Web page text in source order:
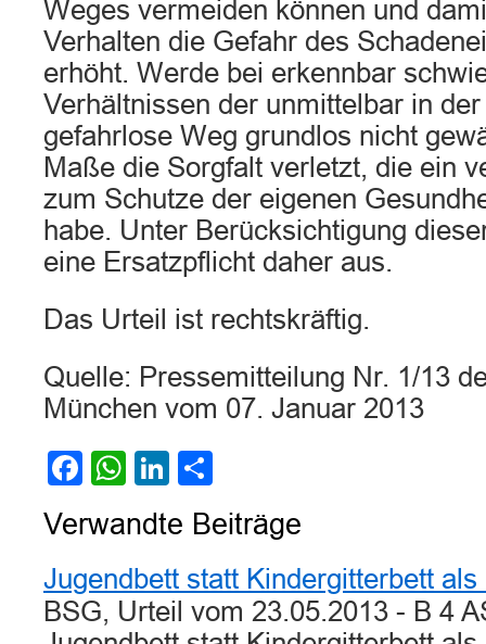
Weges vermeiden können und
Verhalten die Gefahr des
erhöht. Werde bei erkennbar
Verhältnissen der unmittelbar in
gefahrlose Weg grundlos nicht
Maße die Sorgfalt verletzt, die ein
zum Schutze der eigenen
habe. Unter Berücksichtigung
eine Ersatzpflicht daher aus.
Das Urteil ist rechtskräftig.
Quelle: Pressemitteilung Nr. 1/13
München vom 07. Januar 2013
Facebook
WhatsApp
LinkedIn
Verwandte Beiträge
Jugendbett statt Kindergitterbett
BSG, Urteil vom 23.05.2013 - B 4